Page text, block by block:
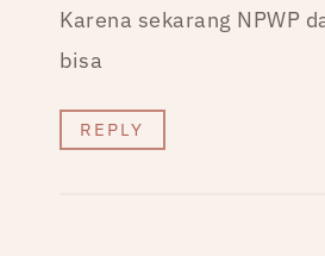
Karena sekarang NPWP
bisa
REPLY